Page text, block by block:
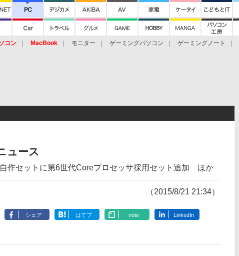
コン MacBook モニター ゲーミングパソコン ゲーミングノート
ュース
作セットに第6世代Coreプロセッサ採用セット追加 ほか
（2015/8/21 21:34）
シェア はてブ note LinkedIn